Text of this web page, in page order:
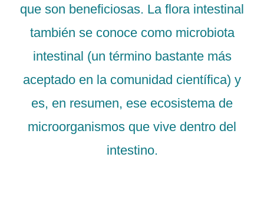
que son beneficiosas. La flora intestinal
también se conoce como microbiota
intestinal (un término bastante más
aceptado en la comunidad científica) y
es, en resumen, ese ecosistema de
microorganismos que vive dentro del
intestino.